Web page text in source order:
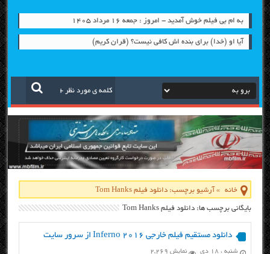
به ام بی فیلم خوش آمدید - امروز : جمعه ۱۶ مرداد ۱۴۰۵
آیا او (خدا) برای بنده اش کافی نیست؟ (قران کریم)
خانه » آرشیو برچسب: دانلود فیلم Tom Hanks
بایگانی برچسب ها: دانلود فیلم Tom Hanks
دانلود مستقیم فیلم خارجی Inferno 2016 از سرور سایت
شنبه ، ۱۸ دی نمایش 2,269